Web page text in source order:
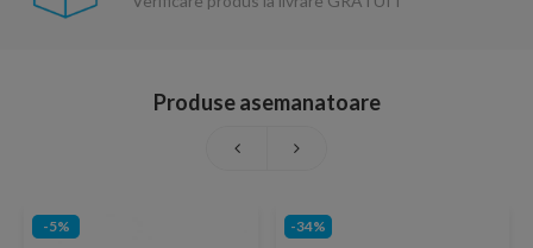
Produse asemanatoare
-5% -34%